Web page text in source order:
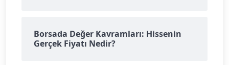
Borsada Değer Kavramları: Hissenin
Gerçek Fiyatı Nedir?